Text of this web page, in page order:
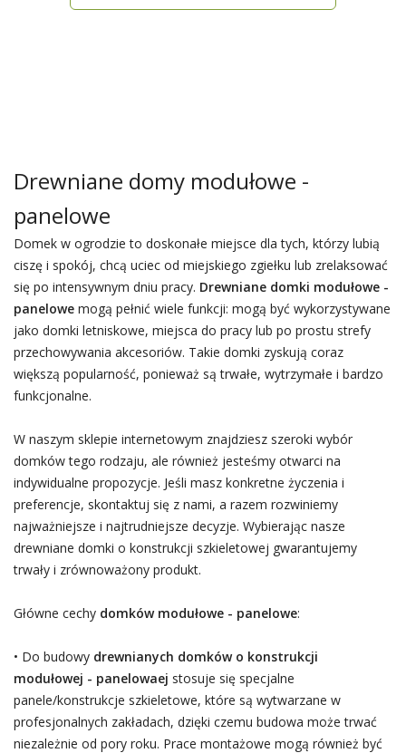
Drewniane domy modułowe -
panelowe
Domek w ogrodzie to doskonałe miejsce dla tych, którzy lubią
ciszę i spokój, chcą uciec od miejskiego zgiełku lub zrelaksować
się po intensywnym dniu pracy. Drewniane domki modułowe -
panelowe mogą pełnić wiele funkcji: mogą być wykorzystywane
jako domki letniskowe, miejsca do pracy lub po prostu strefy
przechowywania akcesoriów. Takie domki zyskują coraz
większą popularność, ponieważ są trwałe, wytrzymałe i bardzo
funkcjonalne.
W naszym sklepie internetowym znajdziesz szeroki wybór
domków tego rodzaju, ale również jesteśmy otwarci na
indywidualne propozycje. Jeśli masz konkretne życzenia i
preferencje, skontaktuj się z nami, a razem rozwiniemy
najważniejsze i najtrudniejsze decyzje. Wybierając nasze
drewniane domki o konstrukcji szkieletowej gwarantujemy
trwały i zrównoważony produkt.
Główne cechy domków modułowe - panelowe:
• Do budowy drewnianych domków o konstrukcji
modułowej - panelowaej stosuje się specjalne
panele/konstrukcje szkieletowe, które są wytwarzane w
profesjonalnych zakładach, dzięki czemu budowa może trwać
niezależnie od pory roku. Prace montażowe mogą również być